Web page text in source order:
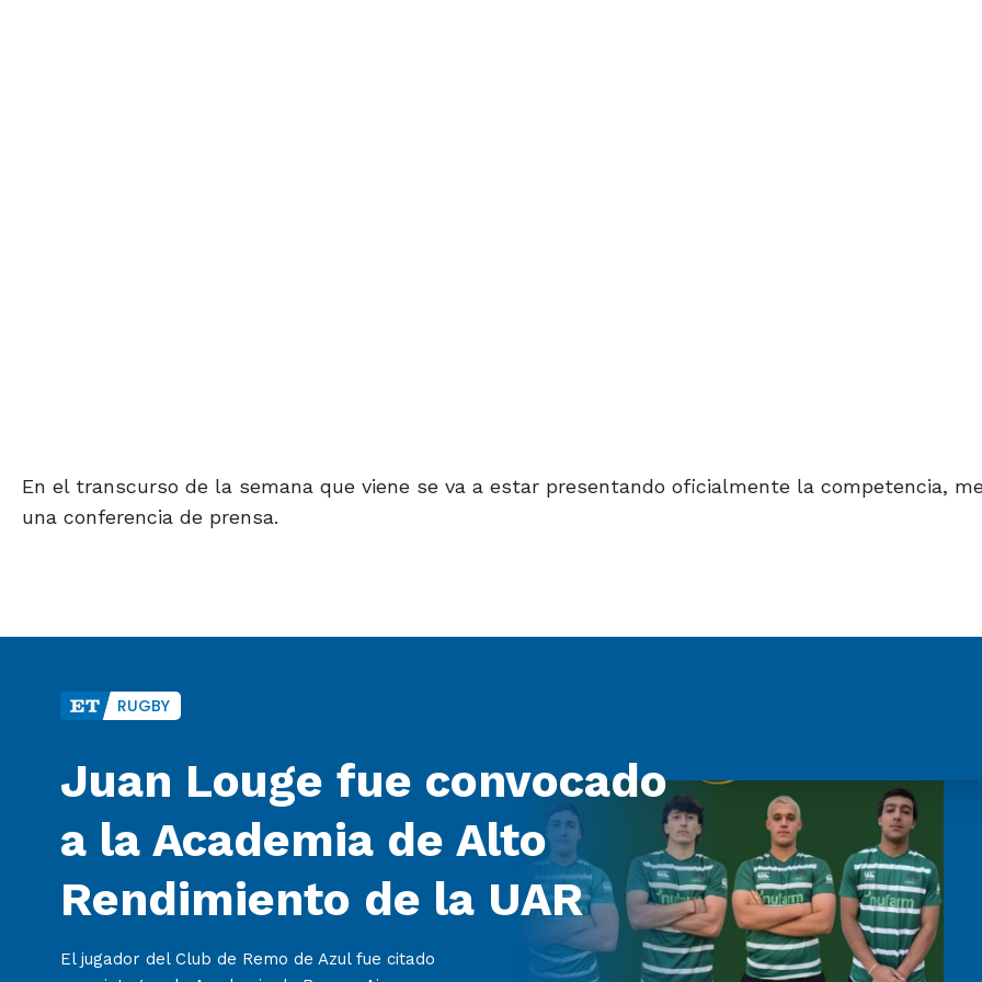
En el transcurso de la semana que viene se va a estar presentando oficialmente la competencia,
una conferencia de prensa.
RUGBY
Juan Louge fue convocado
a la Academia de Alto
Rendimiento de la UAR
El jugador del Club de Remo de Azul fue citado